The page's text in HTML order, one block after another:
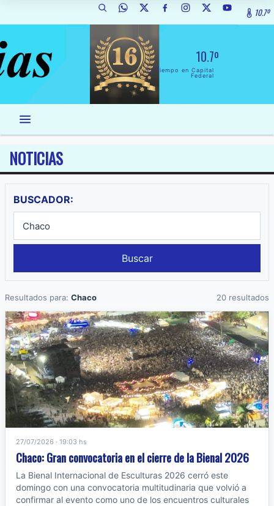
10.7º
10.7º
El Tiempo en Capital
Federal
NOTICIAS
BUSCADOR:
Buscar
Resultados para: Chaco 20 resultados
27/07/2026 · 19:03 hs
Chaco: Gran convocatoria en el cierre de la Bienal 2026
La Bienal Internacional de Esculturas 2026 cerró este
domingo con una convocatoria multitudinaria que volvió a
confirmar al evento como uno de los encuentros culturales